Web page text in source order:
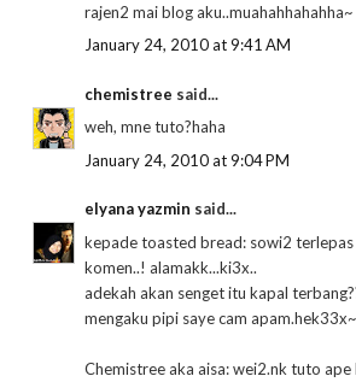
rajen2 mai blog aku..muahahhahahha~
January 24, 2010 at 9:41 AM
chemistree said...
weh, mne tuto?haha
January 24, 2010 at 9:04 PM
elyana yazmin said...
kepade toasted bread: sowi2
komen..! alamakk...ki3x..
adekah akan senget itu kapal
mengaku pipi saye cam apam.hek33x~
Chemistree aka aisa: wei2.nk tuto ape